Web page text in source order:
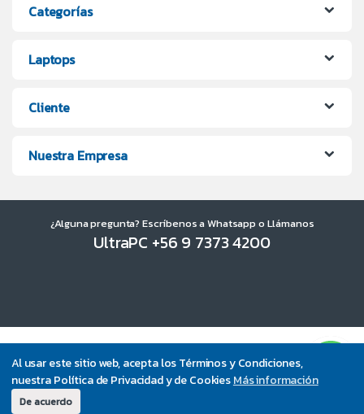
Al usar este sitio web, acepta los Términos y Condiciones,
nuestra Política de Privacidad y de CookiesMás información
De acuerdo
Categorías
Laptops
Cliente
Nuestra Empresa
¿Alguna pregunta? Escríbenos a Whatsapp o Llámanos
UltraPC +56 9 7373 4200